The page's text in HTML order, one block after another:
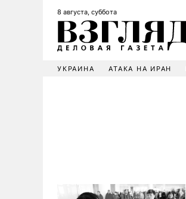
8 августа, суббота
УКРАИНА АТАКА НА ИРАН